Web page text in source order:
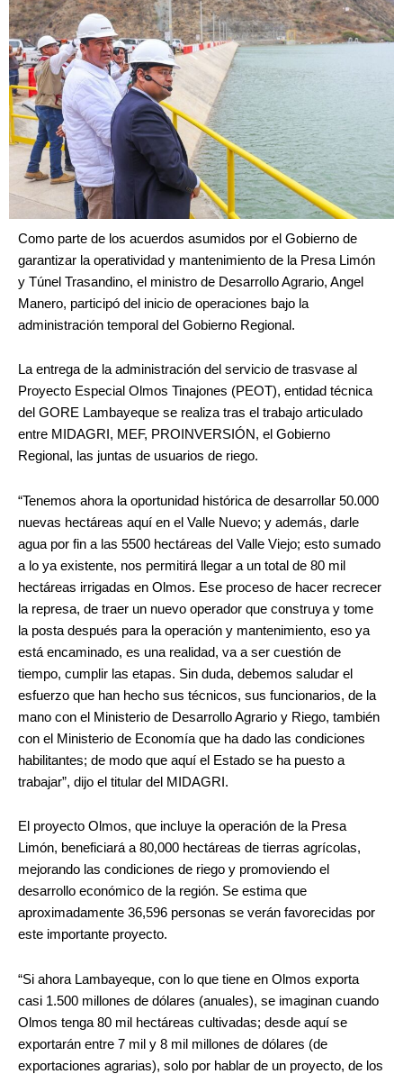
Como parte de los acuerdos asumidos por el Gobierno de
garantizar la operatividad y mantenimiento de la Presa Limón
y Túnel Trasandino, el ministro de Desarrollo Agrario, Angel
Manero, participó del inicio de operaciones bajo la
administración temporal del Gobierno Regional.
La entrega de la administración del servicio de trasvase al
Proyecto Especial Olmos Tinajones (PEOT), entidad técnica
del GORE Lambayeque se realiza tras el trabajo articulado
entre MIDAGRI, MEF, PROINVERSIÓN, el Gobierno
Regional, las juntas de usuarios de riego.
“Tenemos ahora la oportunidad histórica de desarrollar 50.000
nuevas hectáreas aquí en el Valle Nuevo; y además, darle
agua por fin a las 5500 hectáreas del Valle Viejo; esto sumado
a lo ya existente, nos permitirá llegar a un total de 80 mil
hectáreas irrigadas en Olmos. Ese proceso de hacer recrecer
la represa, de traer un nuevo operador que construya y tome
la posta después para la operación y mantenimiento, eso ya
está encaminado, es una realidad, va a ser cuestión de
tiempo, cumplir las etapas. Sin duda, debemos saludar el
esfuerzo que han hecho sus técnicos, sus funcionarios, de la
mano con el Ministerio de Desarrollo Agrario y Riego, también
con el Ministerio de Economía que ha dado las condiciones
habilitantes; de modo que aquí el Estado se ha puesto a
trabajar”, dijo el titular del MIDAGRI.
El proyecto Olmos, que incluye la operación de la Presa
Limón, beneficiará a 80,000 hectáreas de tierras agrícolas,
mejorando las condiciones de riego y promoviendo el
desarrollo económico de la región. Se estima que
aproximadamente 36,596 personas se verán favorecidas por
este importante proyecto.
“Si ahora Lambayeque, con lo que tiene en Olmos exporta
casi 1.500 millones de dólares (anuales), se imaginan cuando
Olmos tenga 80 mil hectáreas cultivadas; desde aquí se
exportarán entre 7 mil y 8 mil millones de dólares (de
exportaciones agrarias), solo por hablar de un proyecto, de los